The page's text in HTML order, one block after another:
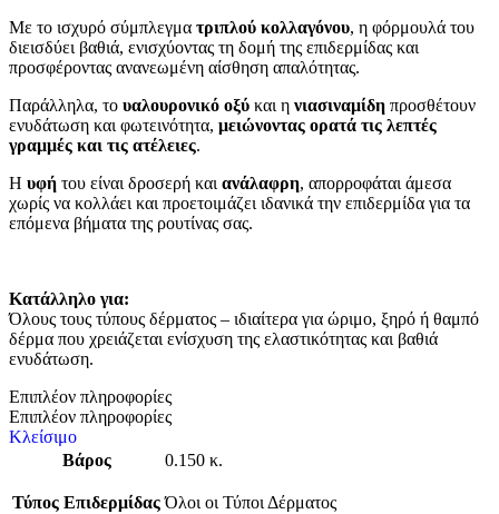
Με το ισχυρό σύμπλεγμα τριπλού κολλαγόνου, η φόρμουλά του
διεισδύει βαθιά, ενισχύοντας τη δομή της επιδερμίδας και
προσφέροντας ανανεωμένη αίσθηση απαλότητας.
Παράλληλα, το υαλουρονικό οξύ και η νιασιναμίδη προσθέτουν
ενυδάτωση και φωτεινότητα, μειώνοντας ορατά τις λεπτές
γραμμές και τις ατέλειες.
Η υφή του είναι δροσερή και ανάλαφρη, απορροφάται άμεσα
χωρίς να κολλάει και προετοιμάζει ιδανικά την επιδερμίδα για τα
επόμενα βήματα της ρουτίνας σας.
Κατάλληλο για:
Όλους τους τύπους δέρματος – ιδιαίτερα για ώριμο, ξηρό ή θαμπό
δέρμα που χρειάζεται ενίσχυση της ελαστικότητας και βαθιά
ενυδάτωση.
Επιπλέον πληροφορίες
Επιπλέον πληροφορίες
Κλείσιμο
Βάρος
0.150 κ.
Τύπος Επιδερμίδας Όλοι οι Τύποι Δέρματος